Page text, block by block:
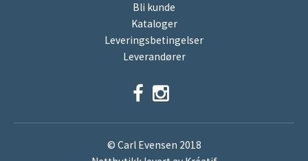
Bli kunde
Kataloger
Leveringsbetingelser
Leverandører
© Carl Evensen 2018